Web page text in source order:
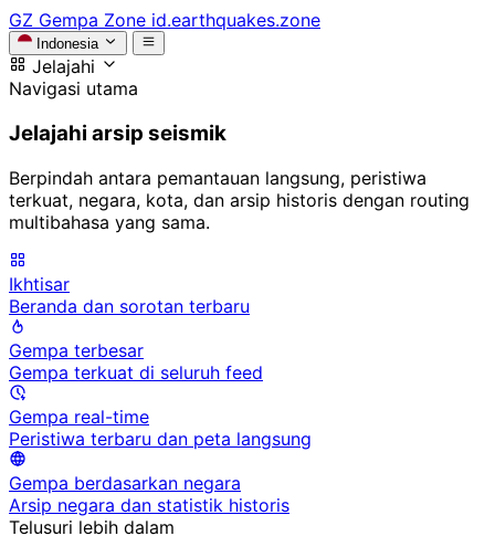
GZ Gempa Zone id.earthquakes.zone
Indonesia
Jelajahi
Navigasi utama
Jelajahi arsip seismik
Berpindah antara pemantauan langsung, peristiwa
terkuat, negara, kota, dan arsip historis dengan routing
multibahasa yang sama.
Ikhtisar
Beranda dan sorotan terbaru
Gempa terbesar
Gempa terkuat di seluruh feed
Gempa real-time
Peristiwa terbaru dan peta langsung
Gempa berdasarkan negara
Arsip negara dan statistik historis
Telusuri lebih dalam